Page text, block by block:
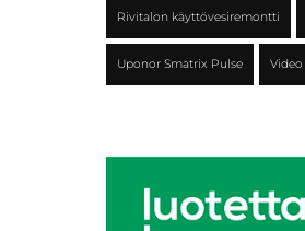
Rivitalon käyttövesiremontti
Uponor Smatrix Pulse Video